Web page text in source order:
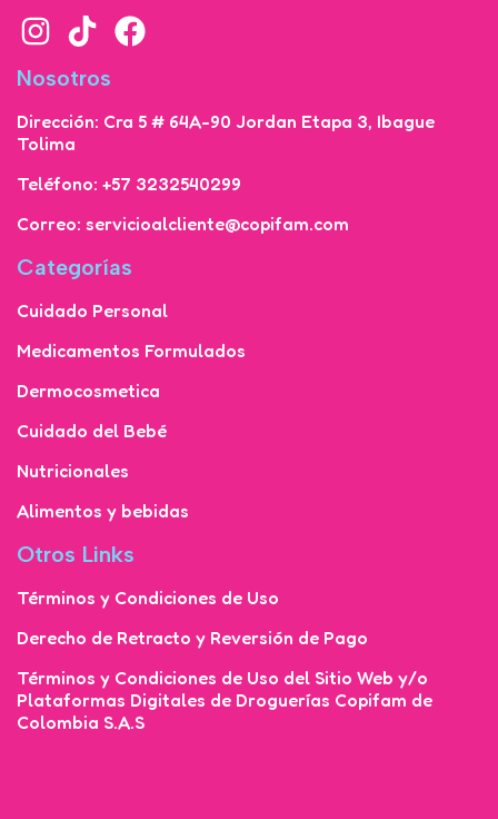
Nosotros
Dirección: Cra 5 # 64A-90 Jordan Etapa 3, Ibague
Tolima
Teléfono: +57 3232540299
Correo: servicioalcliente@copifam.com
Categorías
Cuidado Personal
Medicamentos Formulados
Dermocosmetica
Cuidado del Bebé
Nutricionales
Alimentos y bebidas
Otros Links
Términos y Condiciones de Uso
Derecho de Retracto y Reversión de Pago
Términos y Condiciones de Uso del Sitio Web y/o
Plataformas Digitales de Droguerías Copifam de
Colombia S.A.S